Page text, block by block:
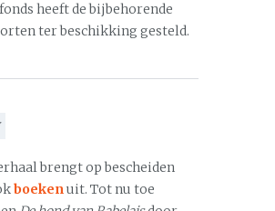
heeft de bijbehorende
ter beschikking gesteld.
brengt op bescheiden
boekenuit. Tot nu toe